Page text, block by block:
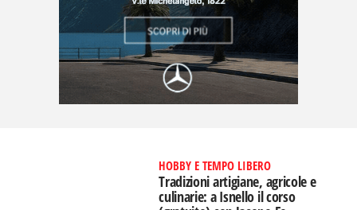
HOBBY E TEMPO LIBERO
Tradizioni artigiane, agricole e
culinarie: a Isnello il corso